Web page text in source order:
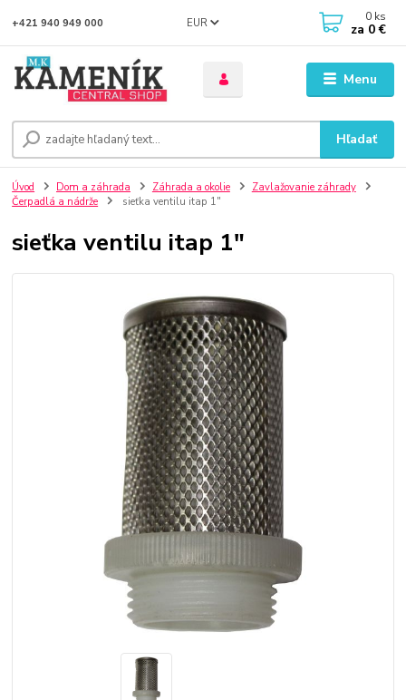
Menu
EUR
Hľadať
+421 940 949 000 0 ks
za 0 €
Úvod Dom a záhrada Záhrada a okolie
Zavlažovanie záhrady
Čerpadlá a nádrže
sieťka ventilu itap 1"
sieťka ventilu itap 1"